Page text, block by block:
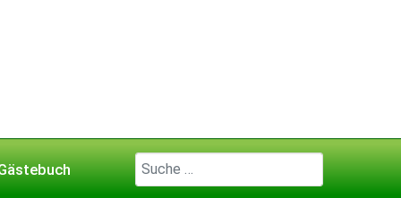
Geben Sie ...